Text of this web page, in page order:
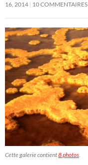
16, 2014 10 COMMENTAIRES
Cette galerie contient8 photos.